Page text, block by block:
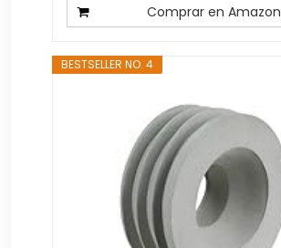
Comprar en Amazon
BESTSELLER NO. 4